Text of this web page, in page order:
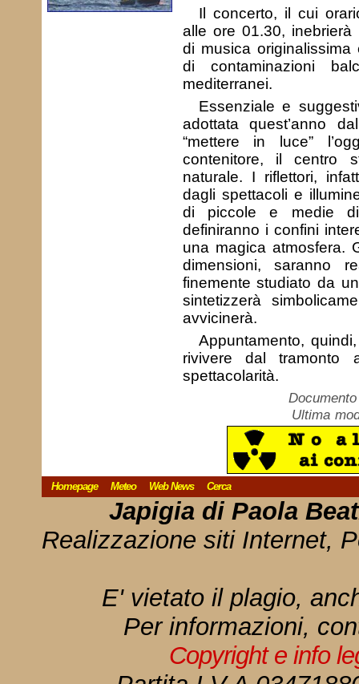
Il concerto, il cui
alle ore 01.30,
di musica
di contaminazioni
mediterranei.
Essenziale e
adottata quest’anno
“mettere in luce”
contenitore, il centro
naturale. I riflettori,
dagli spettacoli e
di piccole e medie
definiranno i confini
una magica atmosfera.
dimensioni, saranno
finemente studiato da
sintetizzerà
avvicinerà.
Appuntamento,
rivivere dal tramonto
spettacolarità.
Ultima
Homepage Meteo Web News Cerca
Japigia di Paola
Realizzazione siti Internet,
E' vietato il plagio,
Per informazioni,
Copyright e info